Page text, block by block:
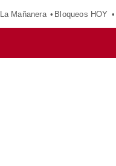
La Mañanera Bloqueos HOY